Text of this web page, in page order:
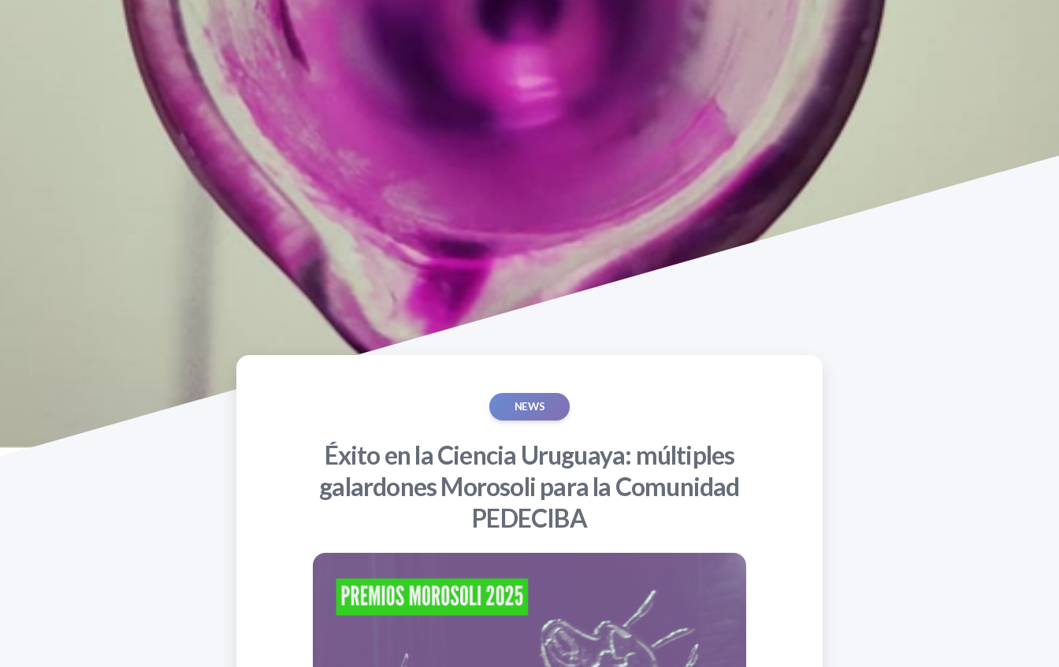
NEWS
Éxito en la Ciencia Uruguaya: múltiples
galardones Morosoli para la Comunidad
PEDECIBA